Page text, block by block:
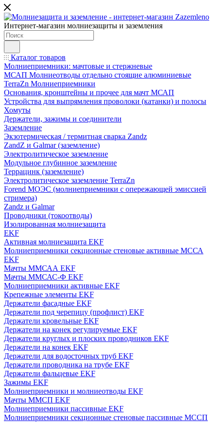
Интернет-магазин молниезащиты и заземления
Каталог товаров
Молниеприемники: мачтовые и стержневые
МСАП Молниеотводы отдельно стоящие алюминиевые
TerraZn Молниеприемники
Основания, кронштейны и прочее для мачт МСАП
Устройства для выпрямления проволоки (катанки) и полосы
Хомуты
Держатели, зажимы и соединители
Заземление
Экзотермическая / термитная сварка Zandz
ZandZ и Galmar (заземление)
Электролитическое заземление
Модульное глубинное заземление
Террацинк (заземление)
Электролитическое заземление TerraZn
Forend МОЭС (молниеприемники с опережающей эмиссией
стримера)
Zandz и Galmar
Проводники (токоотводы)
Изолированная молниезащита
EKF
Активная молниезащита EKF
Молниеприемники секционные стеновые активные МССА
EKF
Мачты ММСАА EKF
Мачты ММСАС-Ф EKF
Молниеприемники активные EKF
Крепежные элементы EKF
Держатели фасадные EKF
Держатели под черепицу (профлист) EKF
Держатели кровельные EKF
Держатели на конек регулируемые EKF
Держатели круглых и плоских проводников EKF
Держатели на конек EKF
Держатели для водосточных труб EKF
Держатели проводника на трубе EKF
Держатели фальцевые EKF
Зажимы EKF
Молниеприемники и молниеотводы EKF
Мачты ММСП EKF
Молниеприемники пассивные EKF
Молниеприемники секционные стеновые пассивные МССП